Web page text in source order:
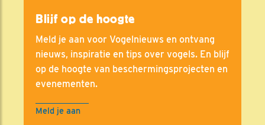
Blijf op de hoogte
Meld je aan voor Vogelnieuws en ontvang
nieuws, inspiratie en tips over vogels. En blijf
op de hoogte van beschermingsprojecten en
evenementen.
Meld je aan